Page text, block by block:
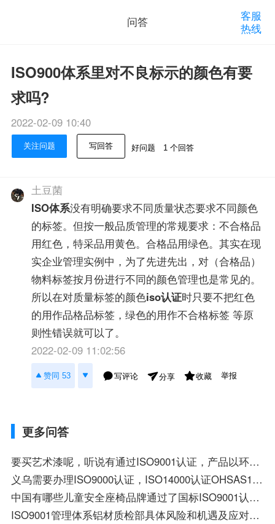
问答
客服
热线
ISO900体系里对不良标示的颜色有要
求吗?
2022-02-09 10:40
关注问题 写回答 好问题 1 个回答
土豆菌
ISO体系没有明确要求不同质量状态要求不同颜色
的标签。但按一般品质管理的常规要求：不合格品
用红色，特采品用黄色。合格品用绿色。其实在现
实企业管理实例中，为了先进先出，对（合格品）
物料标签按月份进行不同的颜色管理也是常见的。
所以在对质量标签的颜色iso认证时只要不把红色
的用作品格品标签，绿色的用作不合格标签 等原
则性错误就可以了。
2022-02-09 11:02:56
赞同 53 写评论 分享 收藏 举报
更多问答
要买艺术漆呢，听说有通过ISO9001认证，产品以环保和优越的性能闻名欧洲的艺术漆品牌，对吗？
义乌需要办理ISO9000认证，ISO14000认证OHSAS18000、TS16949的企业多吗？有需要办理出口许口认证，和3C认证
中国有哪些儿童安全座椅品牌通过了国标ISO9001认证？
ISO9001管理体系铝材质检部具体风险和机遇及应对措施